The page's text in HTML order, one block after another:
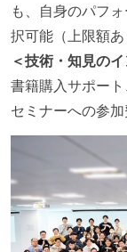
も、自身のパフ
択可能（上限額あ
＜技術・知見の
書籍購入サポー
セミナーへの参加